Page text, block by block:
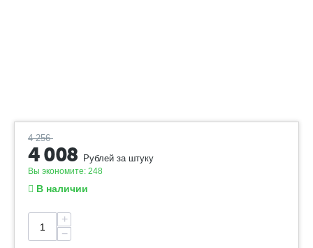
4 256
4 008 Рублей за штуку
Вы экономите: 248
В наличии
+
−